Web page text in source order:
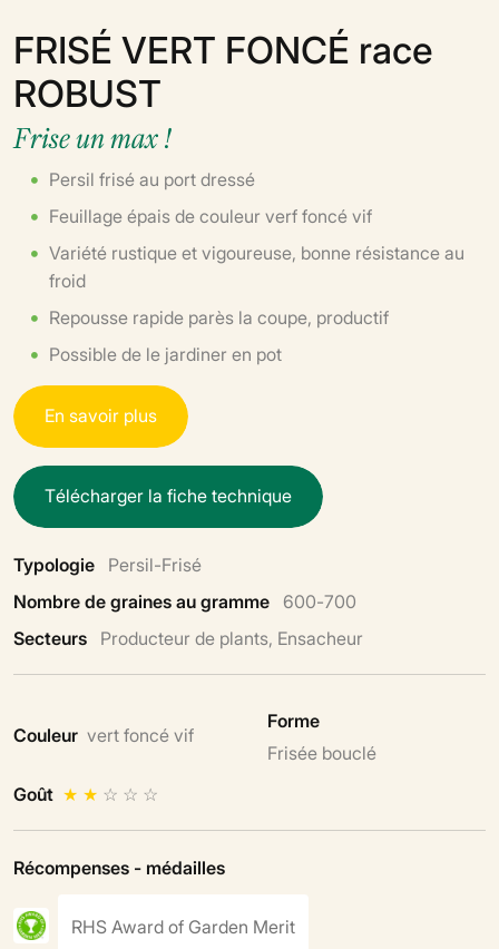
FRISÉ VERT FONCÉ race
ROBUST
Frise un max !
Persil frisé au port dressé
Feuillage épais de couleur verf foncé vif
Variété rustique et vigoureuse, bonne résistance au
froid
Repousse rapide parès la coupe, productif
Possible de le jardiner en pot
En savoir plus
Télécharger la fichetechnique
Typologie Persil-Frisé
Nombre de graines au gramme 600-700
Secteurs Producteur de plants, Ensacheur
Couleur vert foncé vif
Forme
Frisée bouclé
Goût ★ ★ ☆ ☆ ☆
Récompenses - médailles
RHS Award of Garden Merit